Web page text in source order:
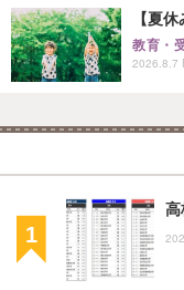
【夏
教育・
2026.8.7
高